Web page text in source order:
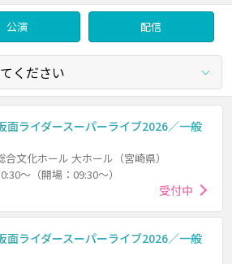
公演 配信
面ライダースーパーライブ2026／一般
合文化ホール 大ホール（宮崎県）
～（開場：09:30～）
受付中
面ライダースーパーライブ2026／一般